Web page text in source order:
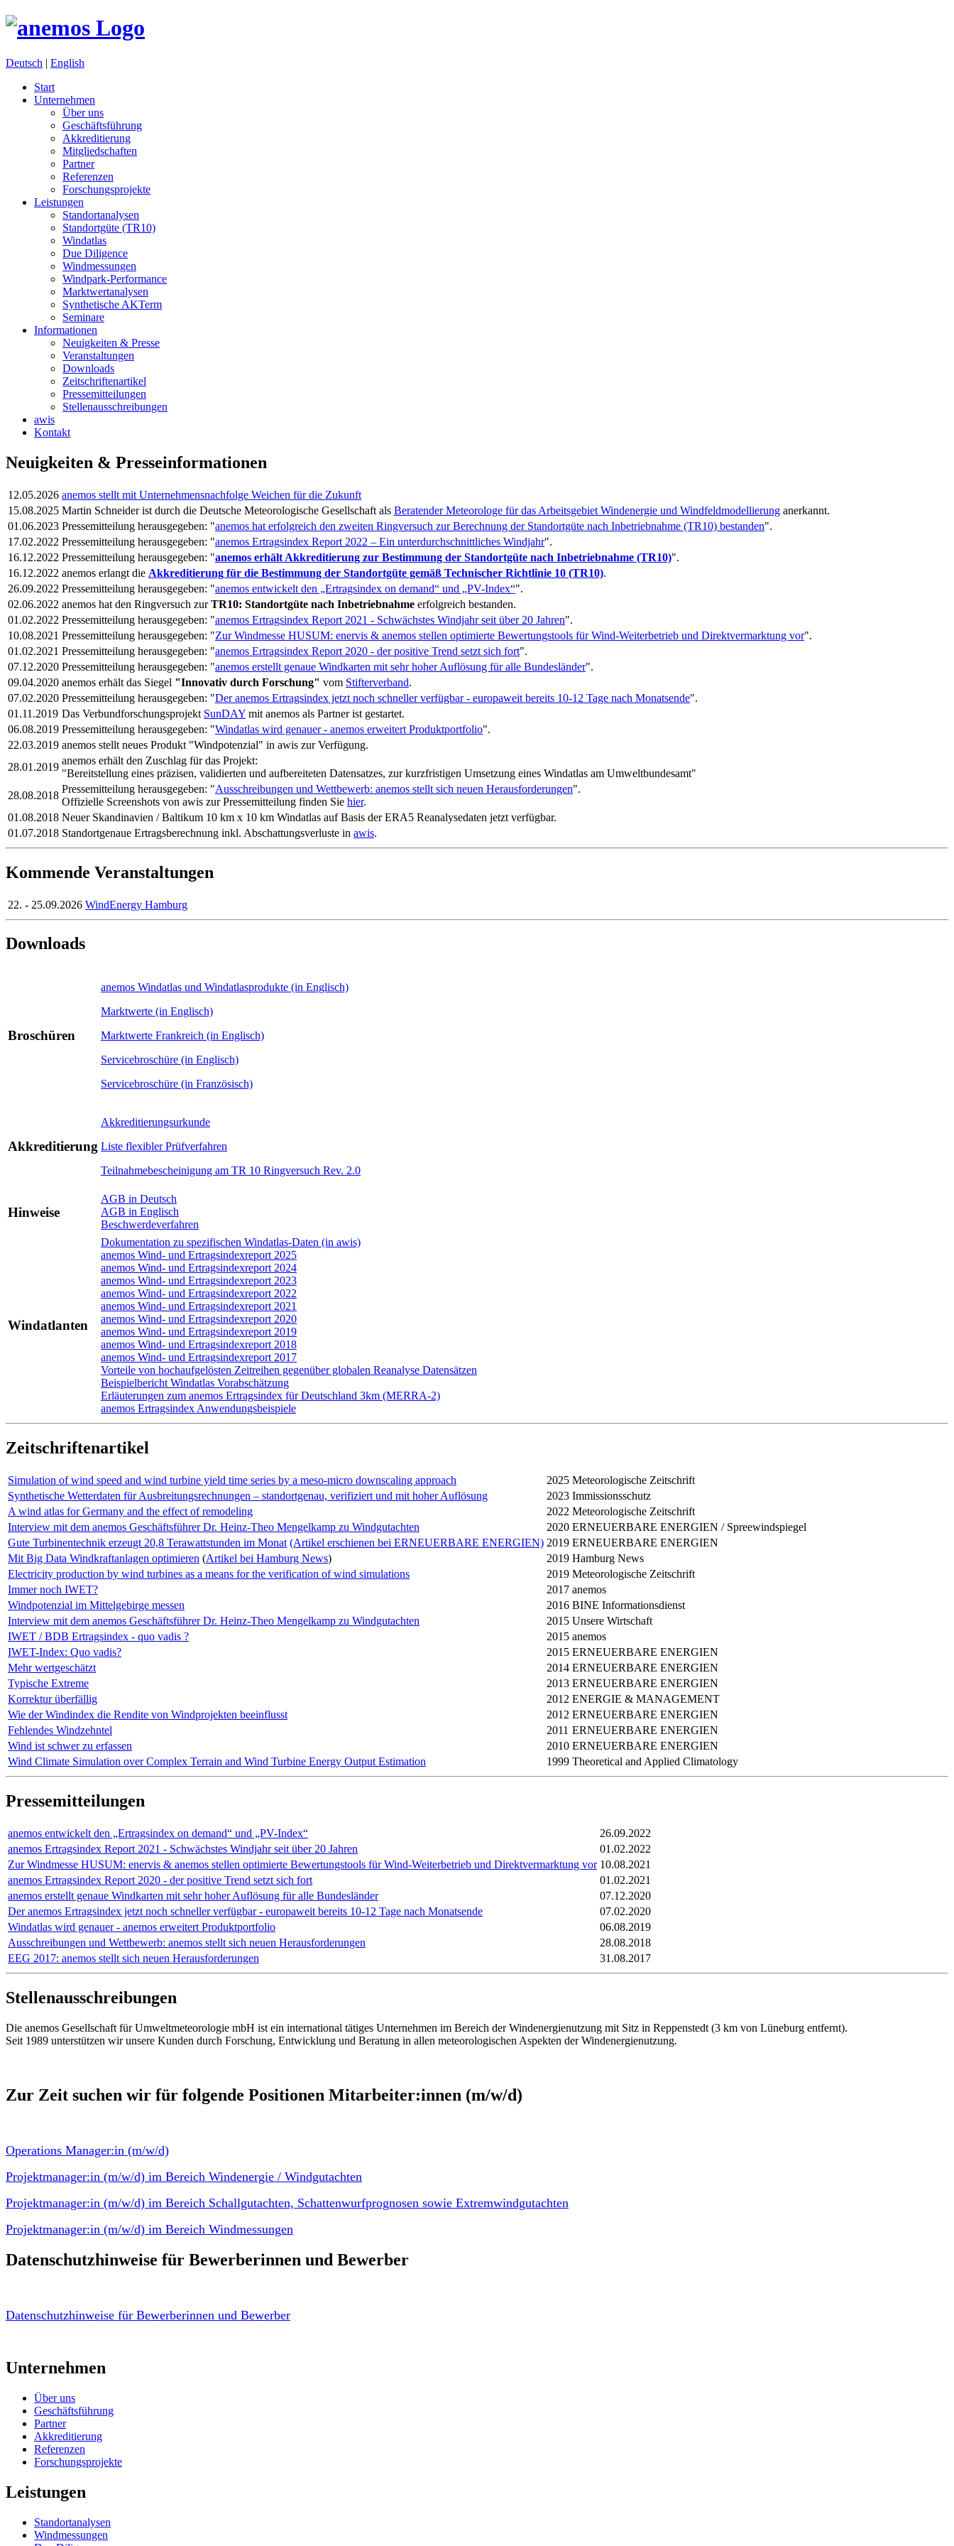
Deutsch | English
Start
Unternehmen
Über uns
Geschäftsführung
Akkreditierung
Mitgliedschaften
Partner
Referenzen
Forschungsprojekte
Leistungen
Standortanalysen
Standortgüte (TR10)
Windatlas
Due Diligence
Windmessungen
Windpark-Performance
Marktwertanalysen
Synthetische AKTerm
Seminare
Informationen
Neuigkeiten & Presse
Veranstaltungen
Downloads
Zeitschriftenartikel
Pressemitteilungen
Stellenausschreibungen
awis
Kontakt
Neuigkeiten & Presseinformationen
12.05.2026 anemos stellt mit Unternehmensnachfolge Weichen für die Zukunft
15.08.2025 Martin Schneider ist durch die Deutsche Meteorologische Gesellschaft als Beratender Meteorologe für das Arbeitsgebiet Windenergie und Windfeldmodellierung anerkannt.
01.06.2023 Pressemitteilung herausgegeben: "anemos hat erfolgreich den zweiten Ringversuch zur Berechnung der Standortgüte nach Inbetriebnahme (TR10) bestanden".
17.02.2022 Pressemitteilung herausgegeben: "anemos Ertragsindex Report 2022 – Ein unterdurchschnittliches Windjahr".
16.12.2022 Pressemitteilung herausgegeben: "anemos erhält Akkreditierung zur Bestimmung der Standortgüte nach Inbetriebnahme (TR10)".
16.12.2022 anemos erlangt die Akkreditierung für die Bestimmung der Standortgüte gemäß Technischer Richtlinie 10 (TR10).
26.09.2022 Pressemitteilung herausgegeben: "anemos entwickelt den „Ertragsindex on demand“ und „PV-Index“".
02.06.2022 anemos hat den Ringversuch zurTR10: Standortgüte nach Inbetriebnahme erfolgreich bestanden.
01.02.2022 Pressemitteilung herausgegeben: "anemos Ertragsindex Report 2021 - Schwächstes Windjahr seit über 20 Jahren".
10.08.2021 Pressemitteilung herausgegeben: "Zur Windmesse HUSUM: enervis & anemos stellen optimierte Bewertungstools für Wind-Weiterbetrieb und Direktvermarktung vor".
01.02.2021 Pressemitteilung herausgegeben: "anemos Ertragsindex Report 2020 - der positive Trend setzt sich fort".
07.12.2020 Pressemitteilung herausgegeben: "anemos erstellt genaue Windkarten mit sehr hoher Auflösung für alle Bundesländer".
09.04.2020 anemos erhält das Siegel "Innovativ durch Forschung" vom Stifterverband.
07.02.2020 Pressemitteilung herausgegeben: "Der anemos Ertragsindex jetzt noch schneller verfügbar - europaweit bereits 10-12 Tage nach Monatsende".
01.11.2019 Das Verbundforschungsprojekt SunDAY mit anemos als Partner ist gestartet.
06.08.2019 Pressemitteilung herausgegeben: "Windatlas wird genauer - anemos erweitert Produktportfolio".
22.03.2019 anemos stellt neues Produkt "Windpotenzial" in awis zur Verfügung.
28.01.2019
anemos erhält den Zuschlag für das Projekt:
"Bereitstellung eines präzisen, validierten und aufbereiteten Datensatzes, zur kurzfristigen Umsetzung eines Windatlas am Umweltbundesamt"
28.08.2018
Pressemitteilung herausgegeben: "Ausschreibungen und Wettbewerb: anemos stellt sich neuen Herausforderungen".
Offizielle Screenshots von awis zur Pressemitteilung finden Sie hier.
01.08.2018 Neuer Skandinavien / Baltikum 10 km x 10 km Windatlas auf Basis der ERA5 Reanalysedaten jetzt verfügbar.
01.07.2018 Standortgenaue Ertragsberechnung inkl. Abschattungsverluste in awis.
Kommende Veranstaltungen
22. - 25.09.2026 WindEnergy Hamburg
Downloads
Broschüren
anemos Windatlas und Windatlasprodukte (in Englisch)
Marktwerte (in Englisch)
Marktwerte Frankreich (in Englisch)
Servicebroschüre (in Englisch)
Servicebroschüre (in Französisch)
Akkreditierung
Akkreditierungsurkunde
Liste flexibler Prüfverfahren
Teilnahmebescheinigung am TR 10 Ringversuch Rev. 2.0
Hinweise
AGB in Deutsch
AGB in Englisch
Beschwerdeverfahren
Windatlanten
Dokumentation zu spezifischen Windatlas-Daten (in awis)
anemos Wind- und Ertragsindexreport 2025
anemos Wind- und Ertragsindexreport 2024
anemos Wind- und Ertragsindexreport 2023
anemos Wind- und Ertragsindexreport 2022
anemos Wind- und Ertragsindexreport 2021
anemos Wind- und Ertragsindexreport 2020
anemos Wind- und Ertragsindexreport 2019
anemos Wind- und Ertragsindexreport 2018
anemos Wind- und Ertragsindexreport 2017
Vorteile von hochaufgelösten Zeitreihen gegenüber globalen Reanalyse Datensätzen
Beispielbericht Windatlas Vorabschätzung
Erläuterungen zum anemos Ertragsindex für Deutschland 3km (MERRA-2)
anemos Ertragsindex Anwendungsbeispiele
Zeitschriftenartikel
Simulation of wind speed and wind turbine yield time series by a meso-micro downscaling approach 2025 Meteorologische Zeitschrift
Synthetische Wetterdaten für Ausbreitungsrechnungen – standortgenau, verifiziert und mit hoher Auflösung
2023 Immissionsschutz
A wind atlas for Germany and the effect of remodeling
2022 Meteorologische Zeitschrift
Interview mit dem anemos Geschäftsführer Dr. Heinz-Theo Mengelkamp zu Windgutachten
2020 ERNEUERBARE ENERGIEN / Spreewindspiegel
Gute Turbinentechnik erzeugt 20,8 Terawattstunden im Monat (Artikel erschienen bei ERNEUERBARE ENERGIEN) 2019 ERNEUERBARE ENERGIEN
Mit Big Data Windkraftanlagen optimieren (Artikel bei Hamburg News) 2019 Hamburg News
Electricity production by wind turbines as a means for the verification of wind simulations
2019 Meteorologische Zeitschrift
Immer noch IWET?
2017 anemos
Windpotenzial im Mittelgebirge messen
2016 BINE Informationsdienst
Interview mit dem anemos Geschäftsführer Dr. Heinz-Theo Mengelkamp zu Windgutachten
2015 Unsere Wirtschaft
IWET / BDB Ertragsindex - quo vadis ?
2015 anemos
IWET-Index: Quo vadis?
2015 ERNEUERBARE ENERGIEN
Mehr wertgeschätzt
2014 ERNEUERBARE ENERGIEN
Typische Extreme
2013 ERNEUERBARE ENERGIEN
Korrektur überfällig
2012 ENERGIE & MANAGEMENT
Wie der Windindex die Rendite von Windprojekten beeinflusst
2012 ERNEUERBARE ENERGIEN
Fehlendes Windzehntel
2011 ERNEUERBARE ENERGIEN
Wind ist schwer zu erfassen
2010 ERNEUERBARE ENERGIEN
Wind Climate Simulation over Complex Terrain and Wind Turbine Energy Output Estimation
1999 Theoretical and Applied Climatology
Pressemitteilungen
anemos entwickelt den „Ertragsindex on demand“ und „PV-Index“
26.09.2022
anemos Ertragsindex Report 2021 - Schwächstes Windjahr seit über 20 Jahren
01.02.2022
Zur Windmesse HUSUM: enervis & anemos stellen optimierte Bewertungstools für Wind-Weiterbetrieb und Direktvermarktung vor 10.08.2021
anemos Ertragsindex Report 2020 - der positive Trend setzt sich fort
01.02.2021
anemos erstellt genaue Windkarten mit sehr hoher Auflösung für alle Bundesländer
07.12.2020
Der anemos Ertragsindex jetzt noch schneller verfügbar - europaweit bereits 10-12 Tage nach Monatsende
07.02.2020
Windatlas wird genauer - anemos erweitert Produktportfolio
06.08.2019
Ausschreibungen und Wettbewerb: anemos stellt sich neuen Herausforderungen
28.08.2018
EEG 2017: anemos stellt sich neuen Herausforderungen
31.08.2017
Stellenausschreibungen
Die anemos Gesellschaft für Umweltmeteorologie mbH ist ein international tätiges Unternehmen im Bereich der Windenergienutzung mit Sitz in Reppenstedt (3 km von Lüneburg entfernt).
Seit 1989 unterstützen wir unsere Kunden durch Forschung, Entwicklung und Beratung in allen meteorologischen Aspekten der Windenergienutzung.
Zur Zeit suchen wir für folgende Positionen Mitarbeiter:innen (m/w/d)
Operations Manager:in (m/w/d)
Projektmanager:in (m/w/d) im Bereich Windenergie / Windgutachten
Projektmanager:in (m/w/d) im Bereich Schallgutachten, Schattenwurfprognosen sowie Extremwindgutachten
Projektmanager:in (m/w/d) im Bereich Windmessungen
Datenschutzhinweise für Bewerberinnen und Bewerber
Datenschutzhinweise für Bewerberinnen und Bewerber
Unternehmen
Über uns
Geschäftsführung
Partner
Akkreditierung
Referenzen
Forschungsprojekte
Leistungen
Standortanalysen
Windmessungen